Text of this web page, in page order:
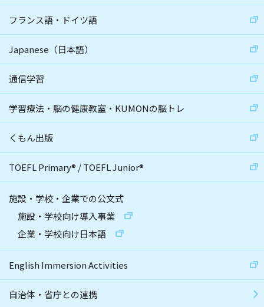
フランス語・ドイツ語
Japanese（日本語）
通信学習
学習療法・脳の健康教室・KUMONの脳トレ
くもん出版
TOEFL Primary® /TOEFL Junior®
施設・学校・企業での公文式
施設・学校向け導入事業
企業・学校向け日本語
English Immersion Activities
自治体・省庁との連携